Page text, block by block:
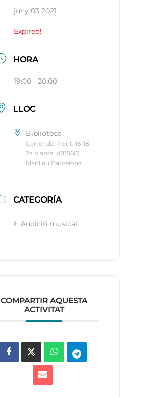
juny 03 2021
Expired!
HORA
19:00 - 20:00
LLOC
Biblioteca
Carrer del Pont, 16-18,
2a planta. (08560)
Manlleu Barcelona
CATEGORÍA
Audició musical
COMPARTIR AQUESTA
ACTIVITAT